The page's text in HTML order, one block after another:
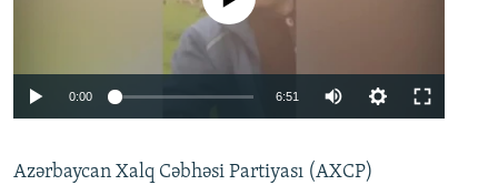
0:00 6:51
360p
Azərbaycan Xalq Cəbhəsi Partiyası (AXCP)